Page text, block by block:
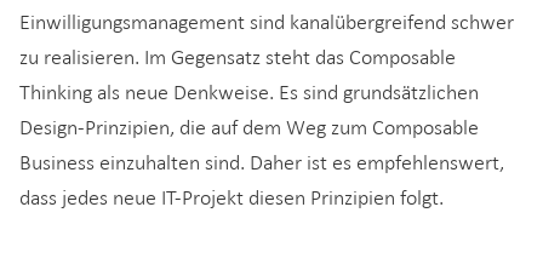
Einwilligungsmanagement sind kanalübergreifend schwer
zu realisieren. Im Gegensatz steht das Composable
Thinking als neue Denkweise. Es sind grundsätzlichen
Design-Prinzipien, die auf dem Weg zum Composable
Business einzuhalten sind. Daher ist es empfehlenswert,
dass jedes neue IT-Projekt diesen Prinzipien folgt.